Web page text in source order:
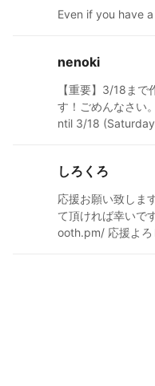
Even if you have
nenoki
【重要】3/18ま
す！ごめんな
ntil 3/18
のキャラクター
ム制作の役に立て
生！ ・フリー依
す。 ・毎日、み
るのを楽しみにし
Дﾟ))!!!!!! ・アニメ
しろくろ
応援お願い致しま
て頂ければ幸いで
ooth.pm/ 応援よろ